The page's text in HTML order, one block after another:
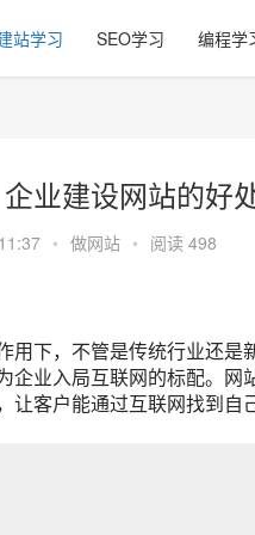
站学习 SEO学习 编程学
业建设网站的好
• 做网站 • 阅读 498
下，不管是传统行业还是
企业入局互联网的标配。
让客户能通过互联网找到自